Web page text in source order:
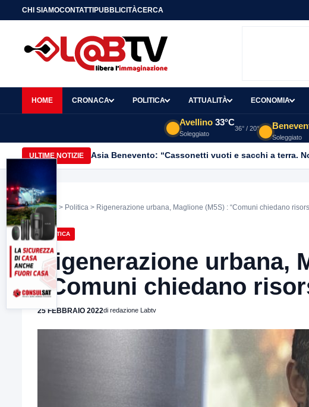
CHI SIAMOCONTATTIPUBBLICITÀCERCA
HOME CRONACA POLITICA ATTUALITÀ ECONOMIA
Avellino 33°C
Soleggiato
36° / 20°
Soleggiato
ULTIME NOTIZIE Asia Benevento: “Cassonetti vuoti e sacchi a terra.
Home > Politica > Rigenerazione urbana, Maglione (M5S) : “Comuni chiedano
POLITICA
Rigenerazione urbana,
“Comuni chiedano
25 FEBBRAIO 2022di redazione Labtv